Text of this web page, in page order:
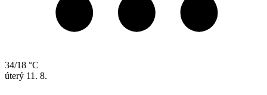
34/18 °C
úterý 11. 8.